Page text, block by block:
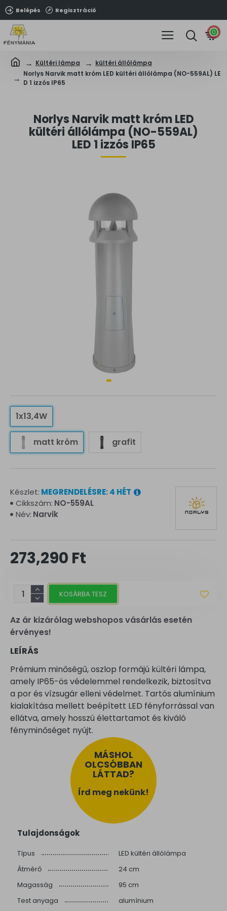
Belépés Regisztráció
0
Kültéri lámpa
kültéri állólámpa
Norlys Narvik matt króm LED kültéri állólámpa (NO-559AL) LE
D 1 izzós IP65
Norlys Narvik matt króm LED
kültéri állólámpa (NO-559AL)
LED 1 izzós IP65
Az ár kizárólag webshopos vásárlás esetén
érvényes!
1x13,4W
matt króm grafit
273,290 Ft
Készlet: MEGRENDELÉSRE: 4 HÉT
Cikkszám: NO-559AL
Név: Narvik
KOSÁRBA TESZ
LEÍRÁS
Prémium minőségű, oszlop formájú kültéri lámpa,
amely IP65-ös védelemmel rendelkezik, biztosítva
a por és vízsugár elleni védelmet. Tartós alumínium
kialakítása mellett beépített LED fényforrással van
ellátva, amely hosszú élettartamot és kiváló
fényminőséget nyújt.
MÁSHOL
OLCSÓBBAN
LÁTTAD?
Írd meg nekünk!
Tulajdonságok
Típus
LED kültéri állólámpa
Átmérő
24 cm
Magasság
95 cm
Test anyaga
alumínium